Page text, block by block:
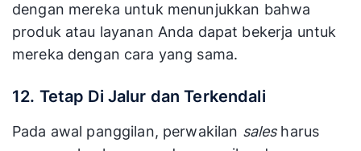
dengan mereka untuk menunjukkan bahwa
produk atau layanan Anda dapat bekerja untuk
mereka dengan cara yang sama.
12. Tetap Di Jalur dan Terkendali
Pada awal panggilan, perwakilan salesharus